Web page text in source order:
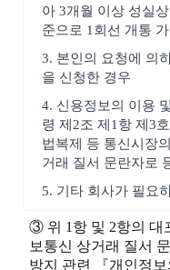
아 3개월 이상 성실
준으로 1회선 개통
3. 본인의 요청에 의
을 신청한 경우
4. 신용정보의 이용
령 제2조 제1항 제3
법복제 등 통신시장
거래 질서 문란자로
5. 기타 회사가 필요
③ 위 1항 및 2항의 대
보통신 상거래 질서
방지 관련 『개인정